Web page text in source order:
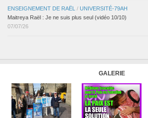
ENSEIGNEMENT DE RAËL / UNIVERSITÉ-79AH
Maitreya Raël : Je ne suis plus seul (vidéo 10/10)
07/07/26
GALERIE